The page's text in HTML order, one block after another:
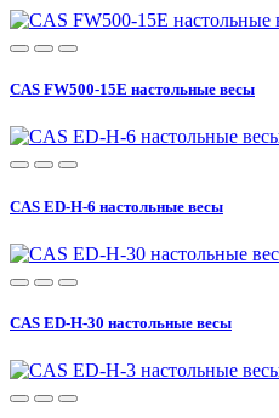
CAS FW500-15E настольные весы
CAS ED-H-6 настольные весы
CAS ED-H-30 настольные весы